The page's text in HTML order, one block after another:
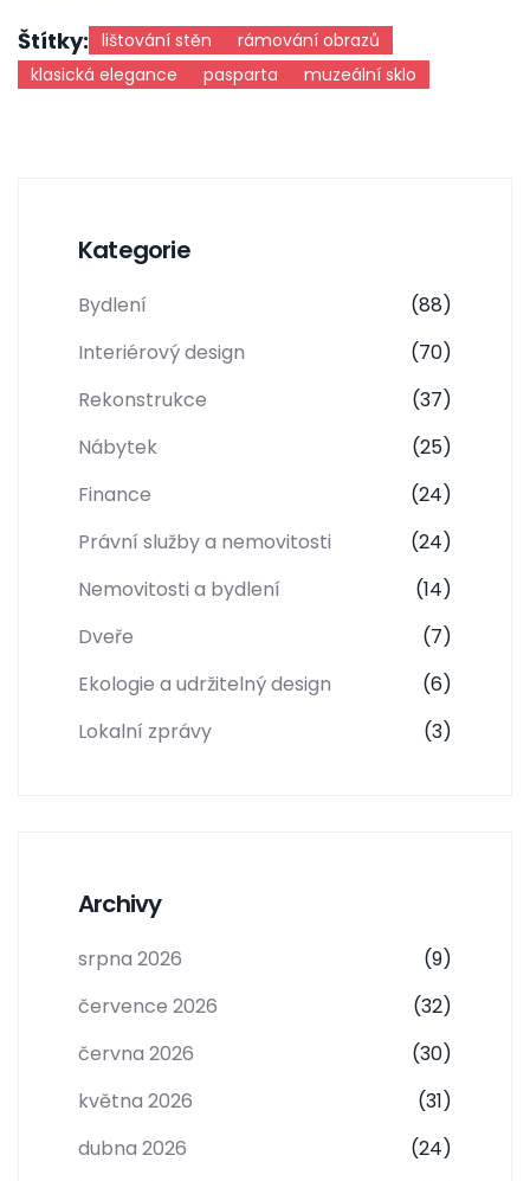
Štítky: lištování stěn
rámování obrazů
klasická elegance
pasparta muzeální sklo
Kategorie
Bydlení
(88)
Interiérový design
(70)
Rekonstrukce
(37)
Nábytek
(25)
Finance
(24)
Právní služby a nemovitosti
(24)
Nemovitosti a bydlení
(14)
Dveře
(7)
Ekologie a udržitelný design
(6)
Lokalní zprávy
(3)
Archivy
srpna 2026
(9)
července 2026
(32)
června 2026
(30)
května 2026
(31)
dubna 2026
(24)